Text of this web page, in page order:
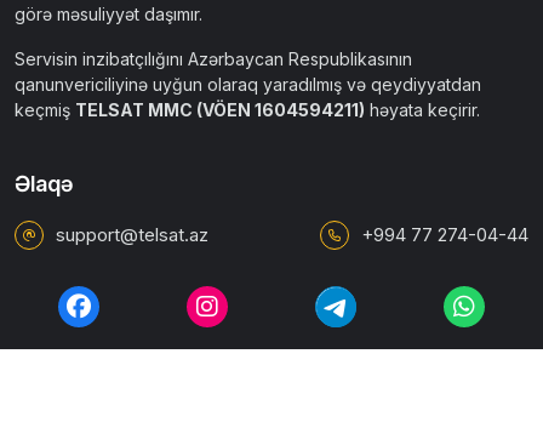
görə məsuliyyət daşımır.
Servisin inzibatçılığını Azərbaycan Respublikasının
qanunvericiliyinə uyğun olaraq yaradılmış və qeydiyyatdan
keçmiş TELSAT MMC (VÖEN 1604594211) həyata keçirir.
Əlaqə
support@telsat.az +994 77 274-04-44